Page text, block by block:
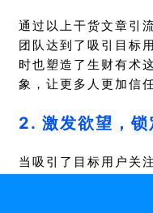
通过以上干货文章引
团队达到了吸引目标
时也塑造了生财有术
象，让更多人更加信
2. 激发欲望，锁
当吸引了目标用户关
购买意愿，因为他们
需求还不够强烈。所